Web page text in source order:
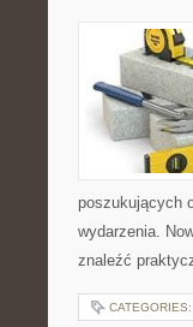
poszukujących
wydarzenia.
znaleźć
CATEGORIES: